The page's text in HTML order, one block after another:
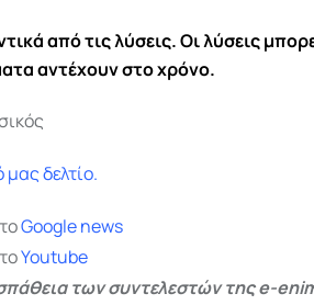
από τις λύσεις. Οι λύσεις
αντέχουν στο χρόνο.
δελτίο.
Googlenews
Youtube
των συντελεστών της e-